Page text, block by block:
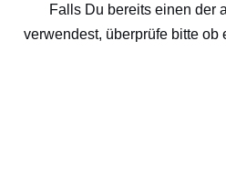
Falls Du bereits einen der
verwendest, überprüfe bitte ob